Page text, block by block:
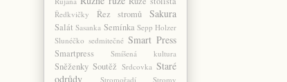
Ředkvičky Řez stromů Sakura
Salát Sasanka Semínka Sepp Holzer
Slunéčko sedmitečné Smart Press
Smartpress Smíšená kultura
Sněženky Soutěž Srdcovka Staré
odrůdy
Stromořadí
Stromy